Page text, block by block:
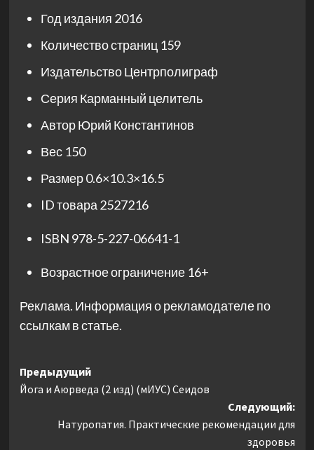
Год издания 2016
Количество страниц 159
ИздательствоЦентрполиграф
Серия Карманный целитель
АвторЮрий Константинов
Вес 150
Размер0.6×10.3×16.5
ID товара 2527216
ISBN 978-5-227-06641-1
Возрастное ограничение 16+
Реклама. Информация о рекламодателе по
ссылкам в статье.
Навигация
записи
Предыдущий
Йога и Аюрведа (2 изд) (мИУС) Сеидов
Следующий:
Натуропатия. Практические рекомендации для
здоровья